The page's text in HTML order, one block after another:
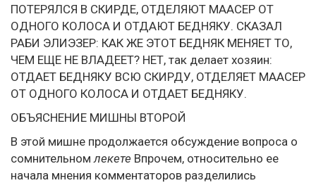
ПОТЕРЯЛСЯ В СКИРДЕ, ОТДЕЛЯЮТ МААСЕР ОТ
ОДНОГО КОЛОСА И ОТДАЮТ БЕДНЯКУ. СКАЗАЛ
РАБИ ЭЛИЭЗЕР: КАК ЖЕ ЭТОТ БЕДНЯК МЕНЯЕТ ТО,
ЧЕМ ЕЩЕ НЕ ВЛАДЕЕТ? НЕТ, так делает хозяин:
ОТДАЕТ БЕДНЯКУ ВСЮ СКИРДУ, ОТДЕЛЯЕТ МААСЕР
ОТ ОДНОГО КОЛОСА И ОТДАЕТ БЕДНЯКУ.
ОБЪЯСНЕНИЕ МИШНЫ ВТОРОЙ
В этой мишне продолжается обсуждение вопроса о
сомнительномлекете Впрочем, относительно ее
начала мнения комментаторов разделились